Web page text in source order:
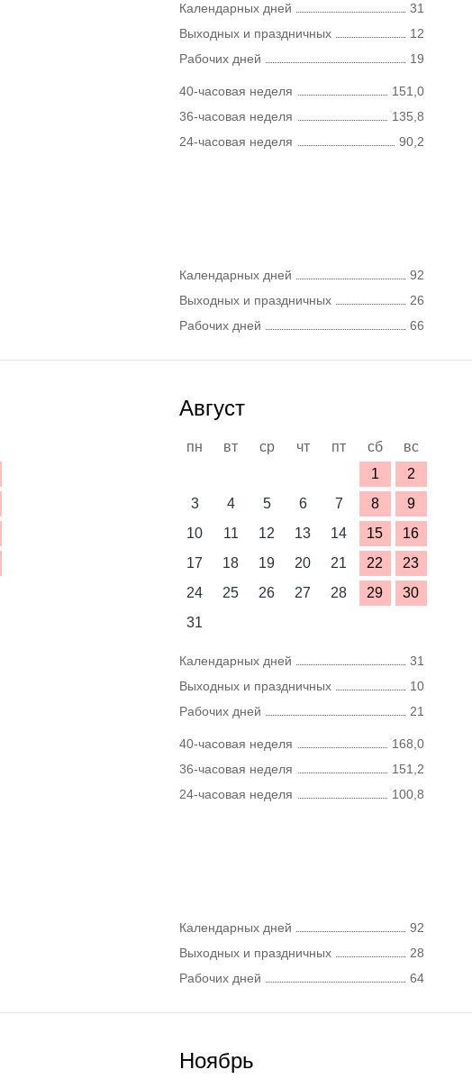
Календарных дней
31
Выходных и праздничных
12
Рабочих дней
19
40-часовая неделя
151,0
36-часовая неделя
135,8
24-часовая неделя
90,2
Календарных дней
92
Выходных и праздничных
26
Рабочих дней
66
Август
пн вт ср чт пт сб
вс
1
2
3
4 5 6 7 8
9
10
11 12 13 14 15
16
17
18 19 20 21 22
23
24
25 26 27 28 29
30
31
Календарных дней
31
Выходных и праздничных
10
Рабочих дней
21
40-часовая неделя
168,0
36-часовая неделя
151,2
24-часовая неделя
100,8
Календарных дней
92
Выходных и праздничных
28
Рабочих дней
64
Ноябрь